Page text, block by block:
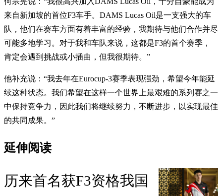
来自新加坡的首位F3车手。DAMS Lucas Oil是一支强大的车
队，他们在赛车方面有着丰富的经验，我期待与他们合作并尽
可能多地学习。对于我和车队来说，这都是F3的首个赛季，
肯定会遇到挑战或小插曲，但我很期待。”
他补充说：“我去年在Eurocup-3赛季表现强劲，希望今年能延
续这种状态。我们希望在这样一个世界上最艰难的系列赛之一
中保持竞争力，因此我们将继续努力，不断进步，以实现最佳
的共同成果。”
延伸阅读
历来首名获F3资格我国